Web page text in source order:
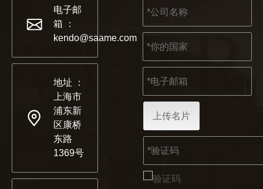
电子邮
箱 ：
kendo@saame.com
地址 ：
上海市
浦东新
区康桥
东路
1369号
上传名片